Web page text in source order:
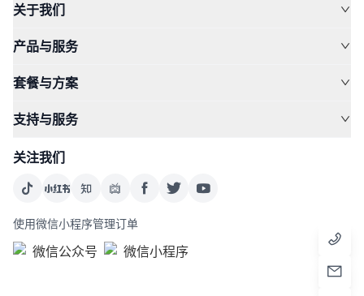
关于我们
产品与服务
套餐与方案
支持与服务
关注我们
使用微信小程序管理订单